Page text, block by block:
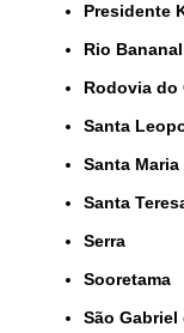
Presidente
Rio Bananal
Rodovia
Santa
Santa
Santa
Serra
Sooretama
São